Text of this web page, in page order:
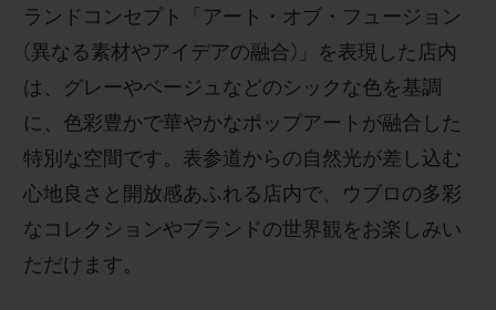
ランドコンセプト「アート・オブ・フュージョン
( 異なる素材やアイデアの融合 ) 」を表現した店内
は、グレーやベージュなどのシックな色を基調
に、色彩豊かで華やかなポップアートが融合した
特別な空間です。表参道からの自然光が差し込む
心地良さと開放感あふれる店内で、ウブロの多彩
なコレクションやブランドの世界観をお楽しみい
ただけます。
FIND A BOUTIQUE